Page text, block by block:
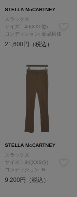
STELLA McCARTNEY
スラックス
サイズ：46(XXL位)
コンディション: 新品同様
21,600円（税込）
STELLA McCARTNEY
スラックス
サイズ：34(XXS位)
コンディション: B
9,200円（税込）